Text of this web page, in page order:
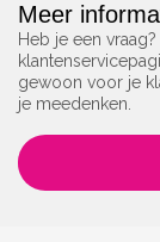
Meer
Heb je een
gewoon voor je
je meedenken.